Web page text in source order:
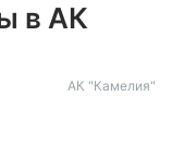
в АК
АК "Камелия"